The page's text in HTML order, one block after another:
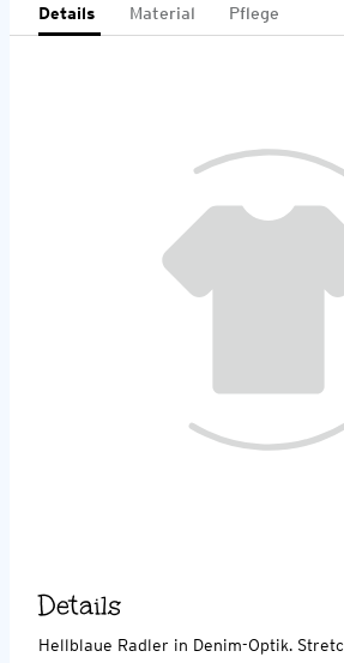
Details Material Pflege
Details
Hellblaue Radler in Denim-Optik.